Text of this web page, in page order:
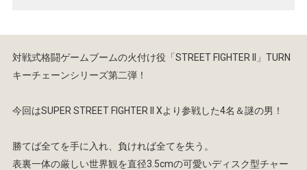
対戦式格闘ゲームブームの火付け役「STREET FIGHTER II」TURN
キーチェーンシリーズ第二弾！
今回はSUPER STREET FIGHTER II Xより参戦した4名＆謎の男！
勝てば全てを手に入れ、負ければ全てを失う。
表裏一体の厳しい世界観を直径3.5cmの可愛いディスク型チャー